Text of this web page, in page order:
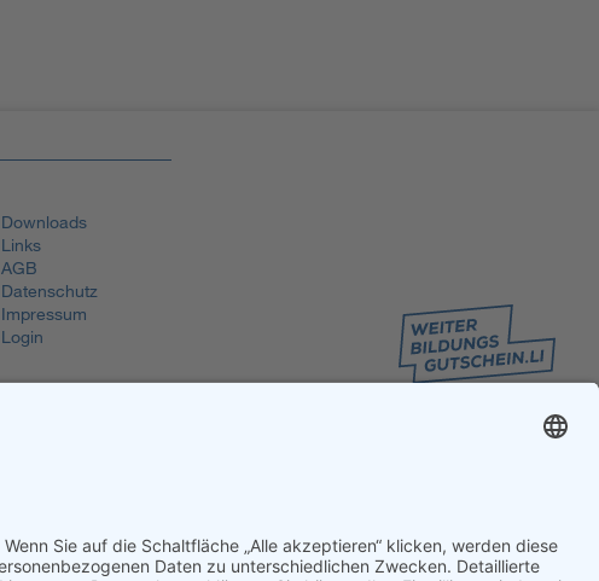
Downloads
Links
AGB
Datenschutz
Impressum
Login